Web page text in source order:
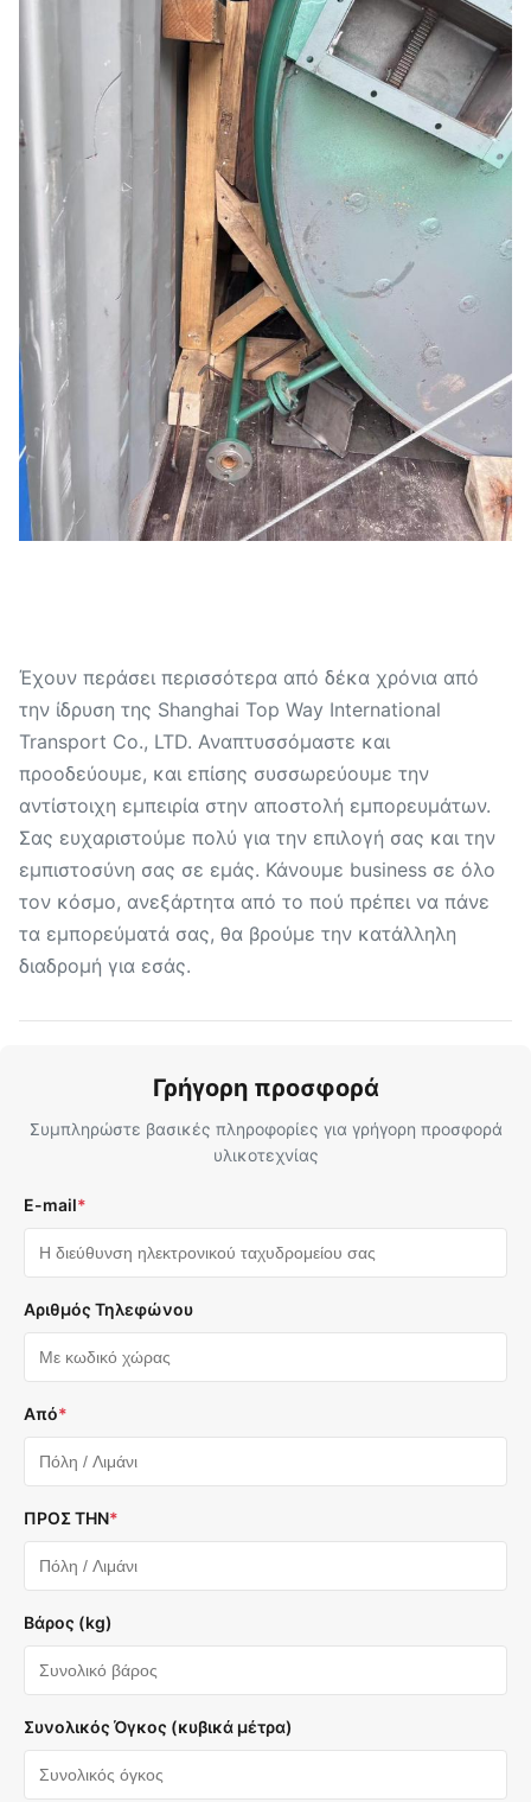
Έχουν περάσει περισσότερα από δέκα χρόνια από
την ίδρυση της Shanghai Top Way International
Transport Co., LTD. Αναπτυσσόμαστε και
προοδεύουμε, και επίσης συσσωρεύουμε την
αντίστοιχη εμπειρία στην αποστολή εμπορευμάτων.
Σας ευχαριστούμε πολύ για την επιλογή σας και την
εμπιστοσύνη σας σε εμάς. Κάνουμε business σε όλο
τον κόσμο, ανεξάρτητα από το πού πρέπει να πάνε
τα εμπορεύματά σας, θα βρούμε την κατάλληλη
διαδρομή για εσάς.
Γρήγορη προσφορά
Συμπληρώστε βασικές πληροφορίες για γρήγορη προσφορά
υλικοτεχνίας
E-mail*
Αριθμός Τηλεφώνου
Από*
ΠΡΟΣ ΤΗΝ*
Βάρος (kg)
Συνολικός Όγκος (κυβικά μέτρα)